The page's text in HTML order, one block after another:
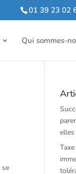
01 39 23 02
Qui sommes-
se
elles